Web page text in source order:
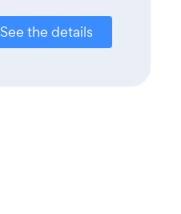
See the details